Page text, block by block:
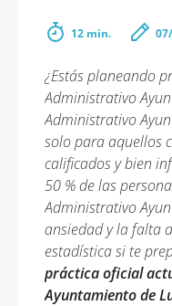
12 min.
¿Estás planeando
Administrativo
Administrativo
solo para aquellos
calificados y bien
50 % de las
Administrativo
ansiedad y la falta
estadística si te
práctica oficial
Ayuntamiento de